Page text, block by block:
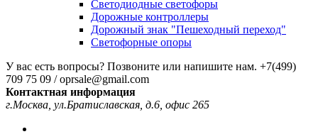
Светодиодные светофоры
Дорожные контроллеры
Дорожный знак "Пешеходный переход"
Светофорные опоры
У вас есть вопросы? Позвоните или напишите нам. +7(499)
709 75 09 / oprsale@gmail.com
Контактная информация
г.Москва, ул.Братиславская, д.6, офис 265